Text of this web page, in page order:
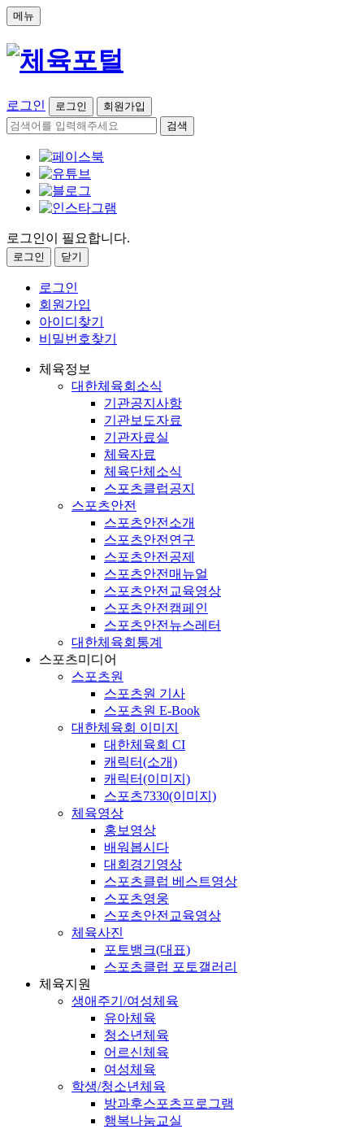
메뉴
로그인 로그인
회원가입
검색
로그인이 필요합니다.
로그인 닫기
로그인
회원가입
아이디찾기
비밀번호찾기
체육정보
대한체육회소식
기관공지사항
기관보도자료
기관자료실
체육자료
체육단체소식
스포츠클럽공지
스포츠안전
스포츠안전소개
스포츠안전연구
스포츠안전공제
스포츠안전매뉴얼
스포츠안전교육영상
스포츠안전캠페인
스포츠안전뉴스레터
대한체육회통계
스포츠미디어
스포츠원
스포츠원 기사
스포츠원 E-Book
대한체육회 이미지
대한체육회 CI
캐릭터(소개)
캐릭터(이미지)
스포츠7330(이미지)
체육영상
홍보영상
배워봅시다
대회경기영상
스포츠클럽 베스트영상
스포츠영웅
스포츠안전교육영상
체육사진
포토뱅크(대표)
스포츠클럽 포토갤러리
체육지원
생애주기/여성체육
유아체육
청소년체육
어르신체육
여성체육
학생/청소년체육
방과후스포츠프로그램
행복나눔교실